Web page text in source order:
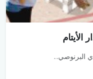
البرنوصي...